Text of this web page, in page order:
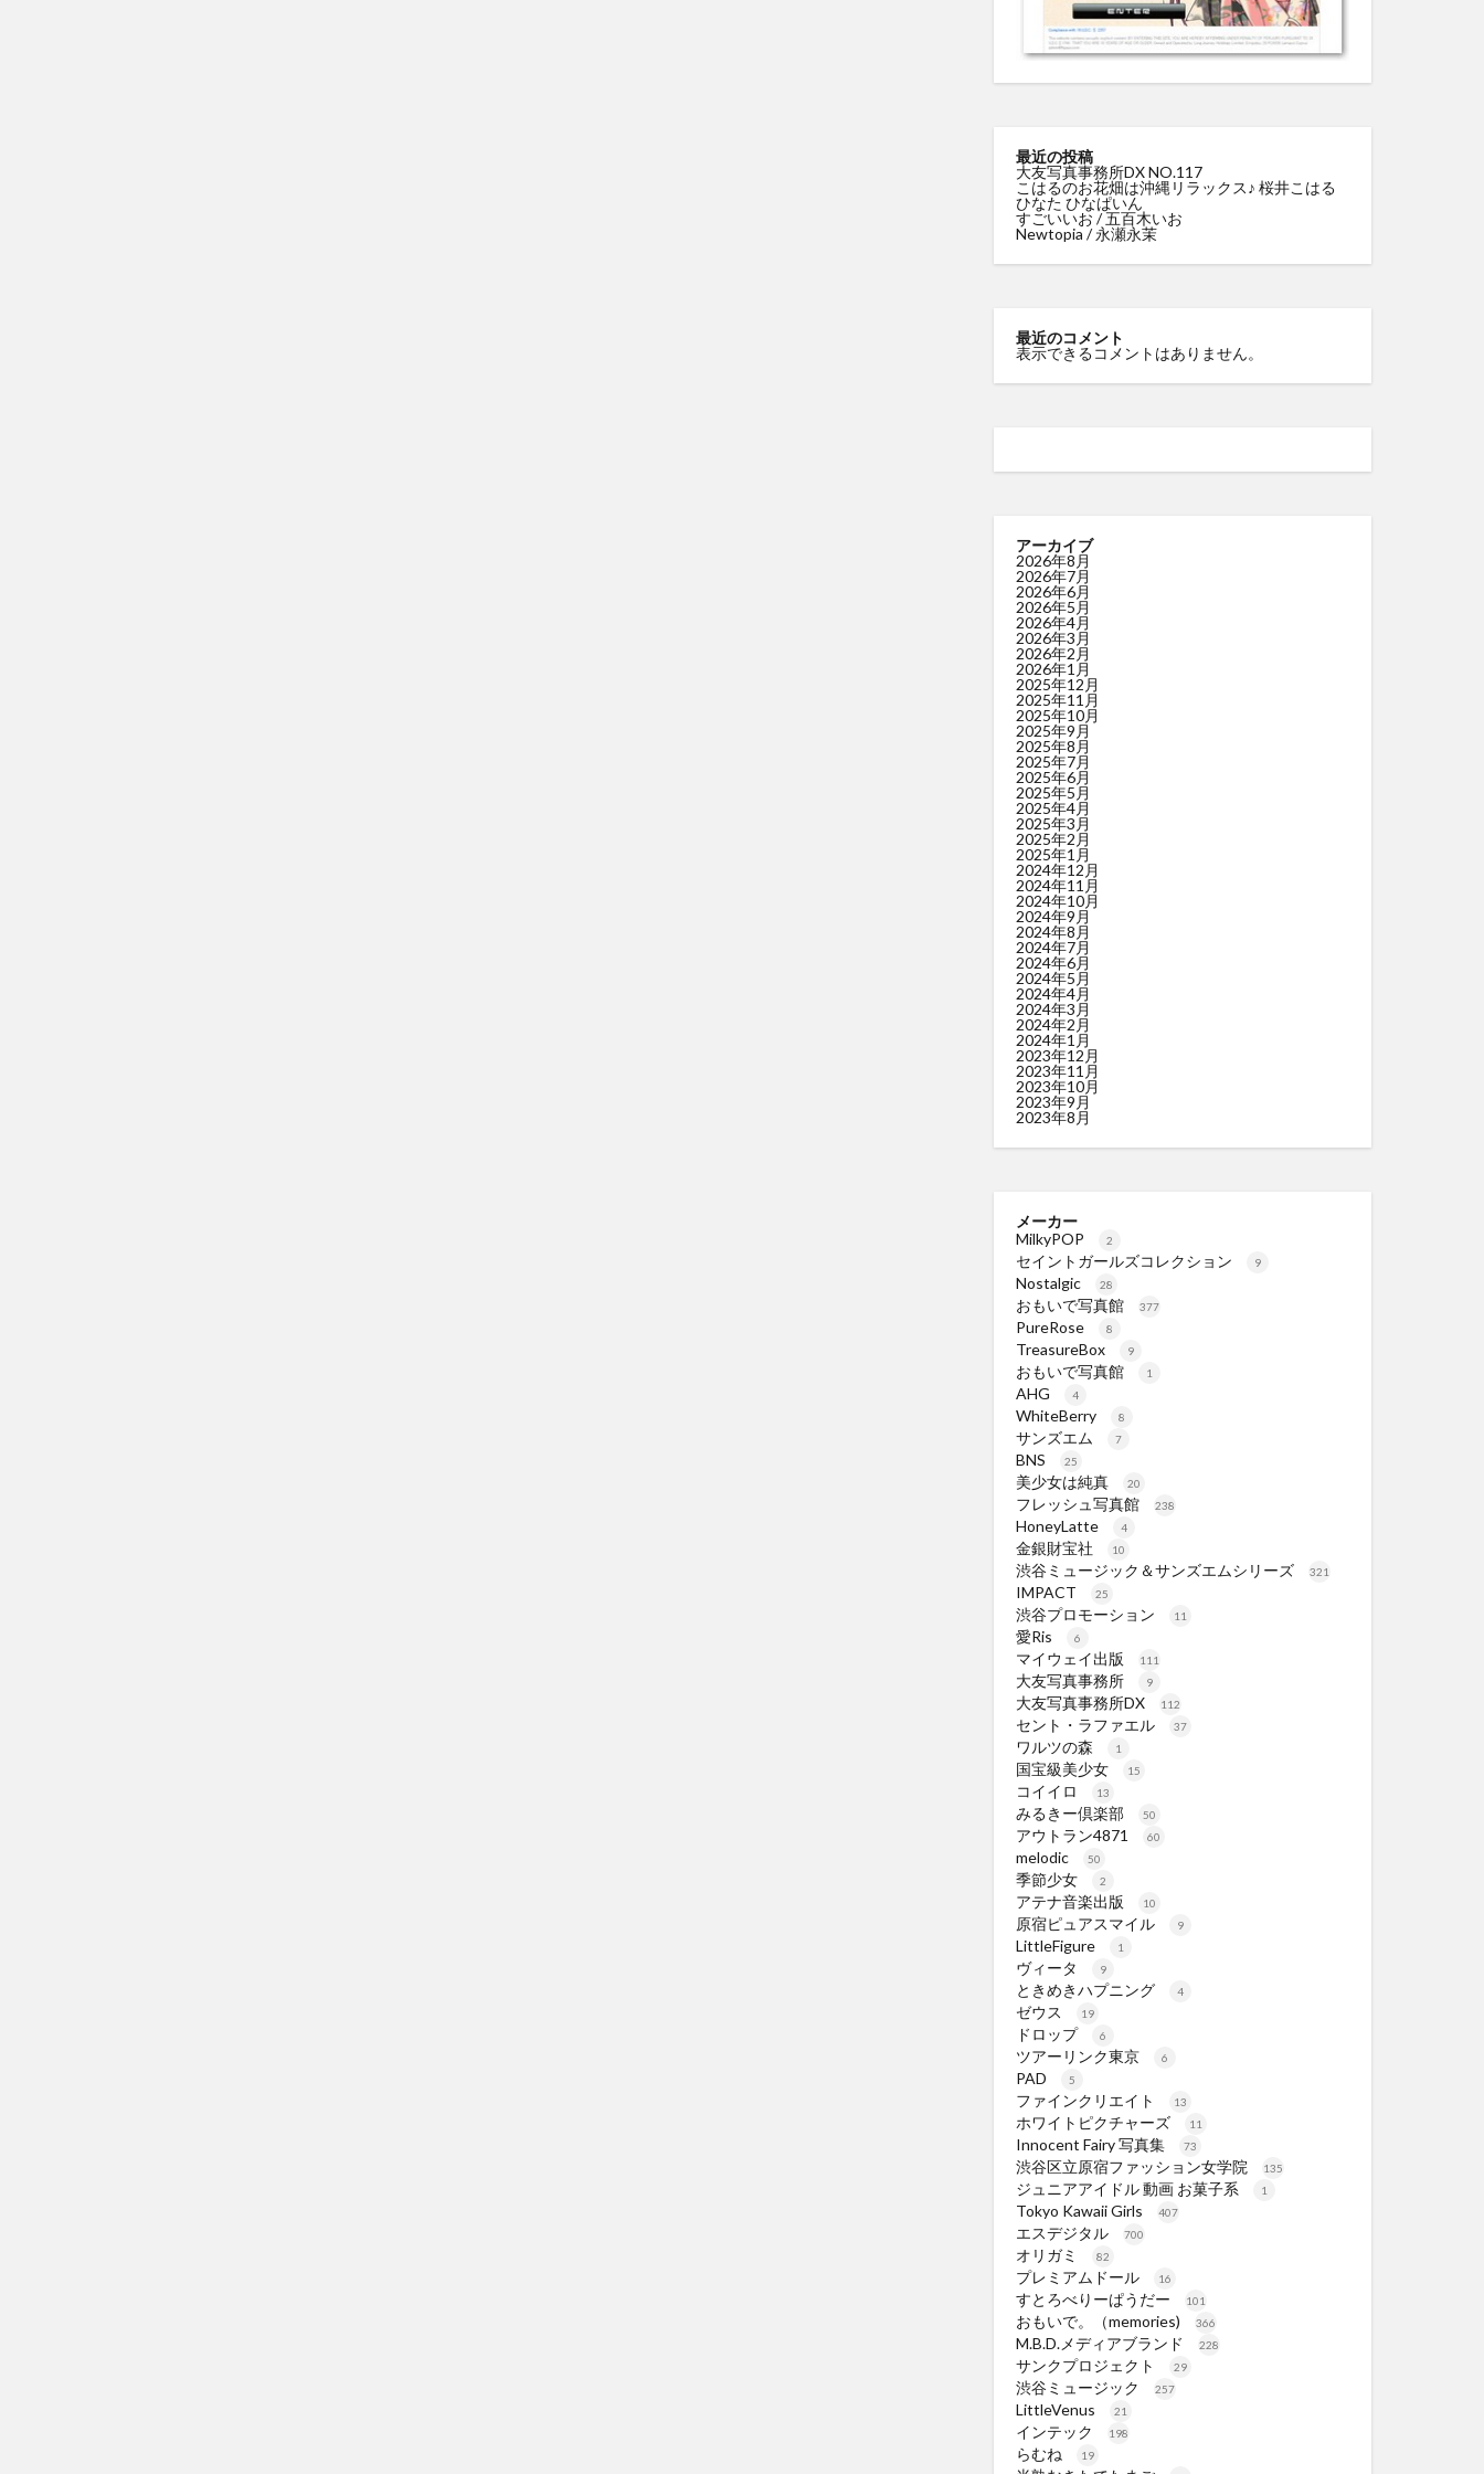
最近の投稿
大友写真事務所DX NO.117
こはるのお花畑は沖縄リラックス♪ 桜井こはる
ひなた ひなぱいん
すごいいお / 五百木いお
Newtopia / 永瀬永茉
最近のコメント
表示できるコメントはありません。
アーカイブ
2026年8月
2026年7月
2026年6月
2026年5月
2026年4月
2026年3月
2026年2月
2026年1月
2025年12月
2025年11月
2025年10月
2025年9月
2025年8月
2025年7月
2025年6月
2025年5月
2025年4月
2025年3月
2025年2月
2025年1月
2024年12月
2024年11月
2024年10月
2024年9月
2024年8月
2024年7月
2024年6月
2024年5月
2024年4月
2024年3月
2024年2月
2024年1月
2023年12月
2023年11月
2023年10月
2023年9月
2023年8月
メーカー
MilkyPOP
2
セイントガールズコレクション 9
Nostalgic 28
おもいで写真館 377
PureRose 8
TreasureBox 9
おもいで写真館 1
AHG 4
WhiteBerry 8
サンズエム 7
BNS 25
美少女は純真 20
フレッシュ写真館 238
HoneyLatte 4
金銀財宝社 10
渋谷ミュージック＆サンズエムシリーズ 321
IMPACT 25
渋谷プロモーション 11
愛Ris 6
マイウェイ出版 111
大友写真事務所 9
大友写真事務所DX 112
セント・ラファエル 37
ワルツの森 1
国宝級美少女 15
コイイロ 13
みるきー倶楽部 50
アウトラン4871 60
melodic 50
季節少女 2
アテナ音楽出版 10
原宿ピュアスマイル 9
LittleFigure 1
ヴィータ 9
ときめきハプニング 4
ゼウス 19
ドロップ 6
ツアーリンク東京 6
PAD 5
ファインクリエイト 13
ホワイトピクチャーズ 11
Innocent Fairy 写真集 73
渋谷区立原宿ファッション女学院 135
ジュニアアイドル 動画 お菓子系 1
Tokyo Kawaii Girls 407
エスデジタル 700
オリガミ 82
プレミアムドール 16
すとろべりーぱうだー 101
おもいで。（memories) 366
M.B.D.メディアブランド 228
サンクプロジェクト 29
渋谷ミュージック 257
LittleVenus 21
インテック 198
らむね 19